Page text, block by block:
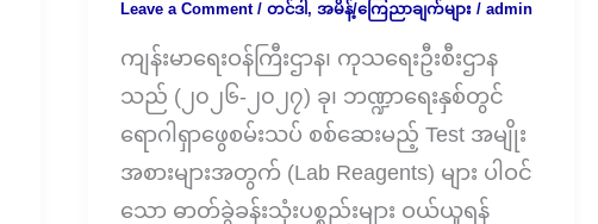
Leave a Comment / တင်ဒါ, အမိန့်/ကြေညာချက်များ/ admin
ကျန်းမာရေးဝန်ကြီးဌာန၊ ကုသရေးဦးစီးဌာန
သည် (၂၀၂၆-၂၀၂၇) ခု၊ ဘဏ္ဍာရေးနှစ်တွင်
ရောဂါရှာဖွေစမ်းသပ် စစ်ဆေးမည့် Test အမျိုး
အစားများအတွက် (Lab Reagents) များ ပါဝင်
သော ဓာတ်ခွဲခန်းသုံးပစ္စည်းများ ဝယ်ယူရန်